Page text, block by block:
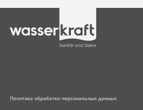
Политика обработки персональных данных